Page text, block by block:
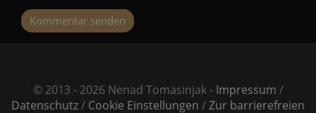
Kommentar senden
© 2013 - 2026 Nenad Tomasinjak - Impressum /
Datenschutz/ Cookie Einstellungen /Zur barrierefreien